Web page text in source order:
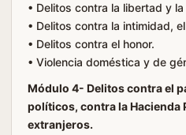
• Delitos contra la libertad y
• Delitos contra la intimidad,
• Delitos contra el honor.
• Violencia doméstica y de
Módulo 4- Delitos contra el
políticos, contra la Hacienda
extranjeros.